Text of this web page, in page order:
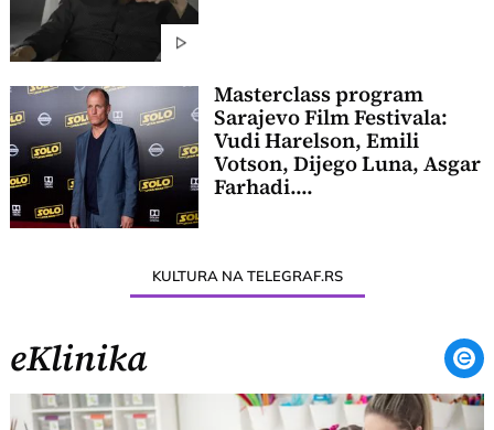
Masterclass program
Sarajevo Film Festivala:
Vudi Harelson, Emili
Votson, Dijego Luna, Asgar
Farhadi....
KULTURA NA TELEGRAF.RS
eKlinika